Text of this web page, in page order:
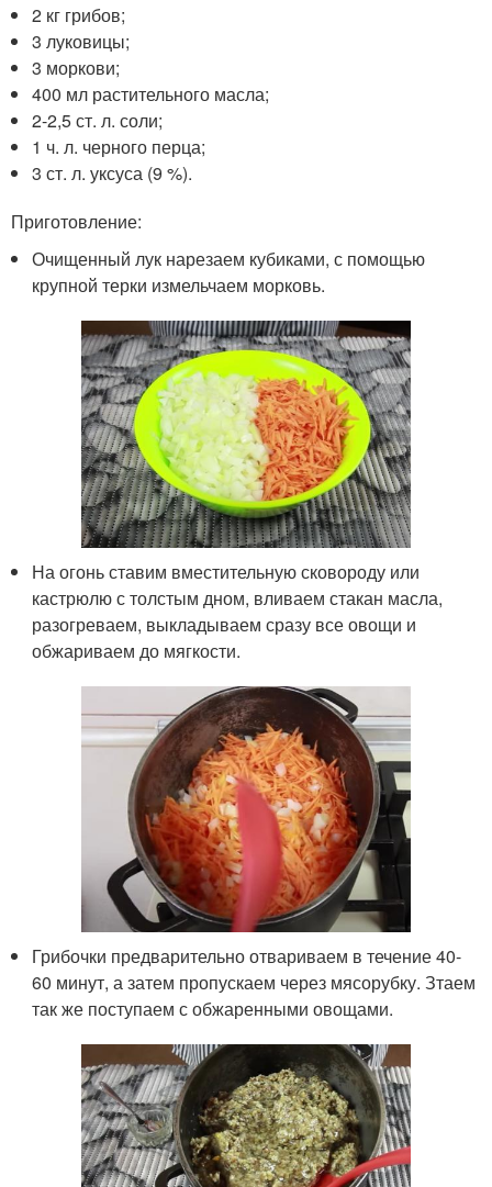
2 кг грибов;
3 луковицы;
3 моркови;
400 мл растительного масла;
2-2,5 ст. л. соли;
1 ч. л. черного перца;
3 ст. л. уксуса (9 %).
Приготовление:
Очищенный лук нарезаем кубиками, с помощью
крупной терки измельчаем морковь.
На огонь ставим вместительную сковороду или
кастрюлю с толстым дном, вливаем стакан масла,
разогреваем, выкладываем сразу все овощи и
обжариваем до мягкости.
Грибочки предварительно отвариваем в течение 40-
60 минут, а затем пропускаем через мясорубку. Зтаем
так же поступаем с обжаренными овощами.